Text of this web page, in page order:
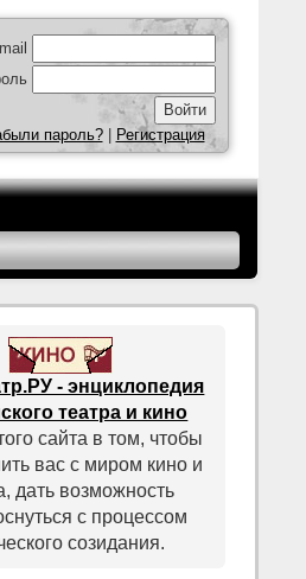
пароль?| Регистрация
- энциклопедия
театра и кино
сайта в том, чтобы
вас с миром кино и
дать возможность
с процессом
созидания.